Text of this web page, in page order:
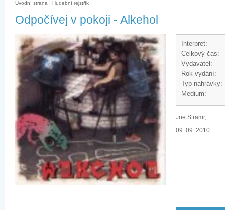
Úvodní strana | Hudební rejstřík
Odpočívej v pokoji - Alkehol
Interpret:
Celkový čas:
Vydavatel:
Rok vydání:
Typ nahrávky:
Medium:
Joe Stramr,
09. 09. 2010